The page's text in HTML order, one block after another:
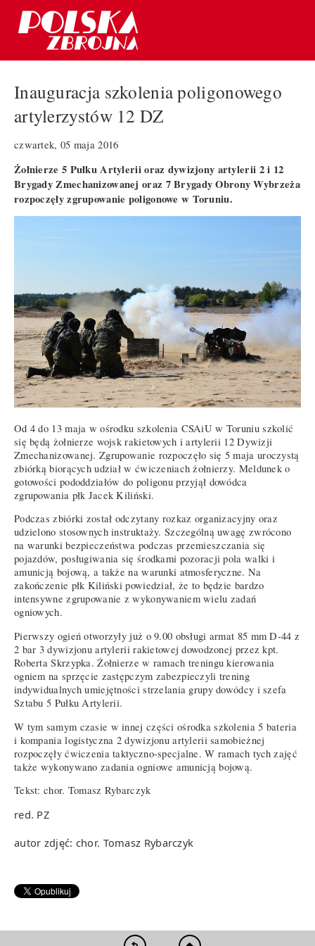
Inauguracja szkolenia poligonowego
artylerzystów 12 DZ
czwartek, 05 maja 2016
Żołnierze 5 Pułku Artylerii oraz dywizjony artylerii 2 i 12
Brygady Zmechanizowanej oraz 7 Brygady Obrony Wybrzeża
rozpoczęły zgrupowanie poligonowe w Toruniu.
Od 4 do 13 maja w ośrodku szkolenia CSAiU w Toruniu szkolić
się będą żołnierze wojsk rakietowych i artylerii 12 Dywizji
Zmechanizowanej. Zgrupowanie rozpoczęło się 5 maja uroczystą
zbiórką biorących udział w ćwiczeniach żołnierzy. Meldunek o
gotowości pododdziałów do poligonu przyjął dowódca
zgrupowania płk Jacek Kiliński.
Podczas zbiórki został odczytany rozkaz organizacyjny oraz
udzielono stosownych instruktaży. Szczególną uwagę zwrócono
na warunki bezpieczeństwa podczas przemieszczania się
pojazdów, posługiwania się środkami pozoracji pola walki i
amunicją bojową, a także na warunki atmosferyczne. Na
zakończenie płk Kiliński powiedział, że to będzie bardzo
intensywne zgrupowanie z wykonywaniem wielu zadań
ogniowych.
Pierwszy ogień otworzyły już o 9.00 obsługi armat 85 mm D-44 z
2 bar 3 dywizjonu artylerii rakietowej dowodzonej przez kpt.
Roberta Skrzypka. Żołnierze w ramach treningu kierowania
ogniem na sprzęcie zastępczym zabezpieczyli trening
indywidualnych umiejętności strzelania grupy dowódcy i szefa
Sztabu 5 Pułku Artylerii.
W tym samym czasie w innej części ośrodka szkolenia 5 bateria
i kompania logistyczna 2 dywizjonu artylerii samobieżnej
rozpoczęły ćwiczenia taktyczno-specjalne. W ramach tych zajęć
także wykonywano zadania ogniowe amunicją bojową.
Tekst: chor. Tomasz Rybarczyk
red. PZ
autor zdjęć: chor. Tomasz Rybarczyk